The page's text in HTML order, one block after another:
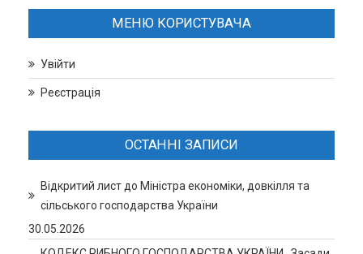
МЕНЮ КОРИСТУВАЧА
Увійти
Реєстрація
ОСТАННІ ЗАПИСИ
Відкритий лист до Міністра економіки, довкілля та
сільського господарства України
30.05.2026